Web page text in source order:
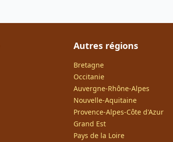
Autres régions
Bretagne
Occitanie
Auvergne-Rhône-Alpes
Nouvelle-Aquitaine
Provence-Alpes-Côte d'Azur
Grand Est
Pays de la Loire